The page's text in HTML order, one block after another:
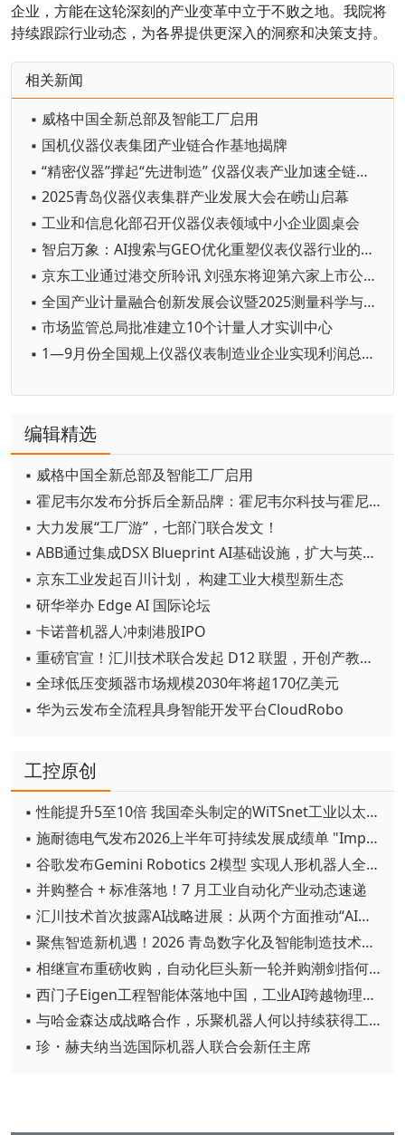
企业，方能在这轮深刻的产业变革中立于不败之地。我院将
持续跟踪行业动态，为各界提供更深入的洞察和决策支持。
相关新闻
▪ 威格中国全新总部及智能工厂启用
▪ 国机仪器仪表集团产业链合作基地揭牌
▪ “精密仪器”撑起“先进制造” 仪器仪表产业加速全链条突破
▪ 2025青岛仪器仪表集群产业发展大会在崂山启幕
▪ 工业和信息化部召开仪器仪表领域中小企业圆桌会
▪ 智启万象：AI搜索与GEO优化重塑仪表仪器行业的未来触角
▪ 京东工业通过港交所聆讯 刘强东将迎第六家上市公司
▪ 全国产业计量融合创新发展会议暨2025测量科学与产业计量测试技术报告会在湖南衡阳举办
▪ 市场监管总局批准建立10个计量人才实训中心
▪ 1—9月份全国规上仪器仪表制造业企业实现利润总额756.9亿元
编辑精选
▪ 威格中国全新总部及智能工厂启用
▪ 霍尼韦尔发布分拆后全新品牌：霍尼韦尔科技与霍尼韦尔航空航天
▪ 大力发展“工厂游”，七部门联合发文！
▪ ABB通过集成DSX Blueprint AI基础设施，扩大与英伟达的合作
▪ 京东工业发起百川计划， 构建工业大模型新生态
▪ 研华举办 Edge AI 国际论坛
▪ 卡诺普机器人冲刺港股IPO
▪ 重磅官宣！汇川技术联合发起 D12 联盟，开创产教融合新范式
▪ 全球低压变频器市场规模2030年将超170亿美元
▪ 华为云发布全流程具身智能开发平台CloudRobo
工控原创
▪ 性能提升5至10倍 我国牵头制定的WiTSnet工业以太网国际标准正式发布
▪ 施耐德电气发布2026上半年可持续发展成绩单 "Impact 2030"路线图开局稳健
▪ 谷歌发布Gemini Robotics 2模型 实现人形机器人全身智能控制突破
▪ 并购整合 + 标准落地！7 月工业自动化产业动态速递
▪ 汇川技术首次披露AI战略进展：从两个方面推动“AI业务化”落地
▪ 聚焦智造新机遇！2026 青岛数字化及智能制造技术论坛圆满落幕
▪ 相继宣布重磅收购，自动化巨头新一轮并购潮剑指何方？
▪ 西门子Eigen工程智能体落地中国，工业AI跨越物理世界“确定性”拐点
▪ 与哈金森达成战略合作，乐聚机器人何以持续获得工业巨头青睐？
▪ 珍・赫夫纳当选国际机器人联合会新任主席